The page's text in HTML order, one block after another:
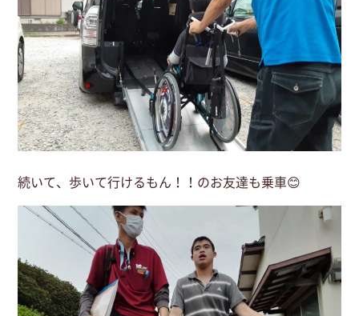
続いて、歩いて行けるもん！！のお友達も乗車😊